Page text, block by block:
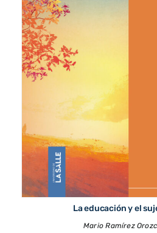
La educación y el
Mario Ramírez